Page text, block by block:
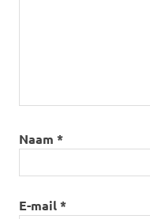
Naam *
E-mail*